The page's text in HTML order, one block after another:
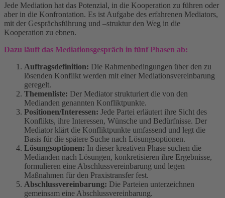
Jede Mediation hat das Potenzial, in die Kooperation zu führen oder
aber in die Konfrontation. Es ist Aufgabe des erfahrenen Mediators,
mit der Gesprächsführung und –struktur den Weg in die
Kooperation zu ebnen.
Dazu läuft das Mediationsgespräch in fünf Phasen ab:
Auftragsdefinition: Die Rahmenbedingungen über den zu
lösenden Konflikt werden mit einer Mediationsvereinbarung
geregelt.
Themenliste: Der Mediator strukturiert die von den
Medianden genannten Konfliktpunkte.
Positionen/Interessen: Jede Partei erläutert ihre Sicht des
Konflikts, ihre Interessen, Wünsche und Bedürfnisse. Der
Mediator klärt die Konfliktpunkte umfassend und legt die
Basis für die spätere Suche nach Lösungsoptionen.
Lösungsoptionen: In dieser kreativen Phase suchen die
Medianden nach Lösungen, konkretisieren ihre Ergebnisse,
formulieren eine Abschlussvereinbarung und legen
Maßnahmen für den Praxistransfer fest.
Abschlussvereinbarung: Die Parteien unterzeichnen
gemeinsam eine Abschlussvereinbarung.